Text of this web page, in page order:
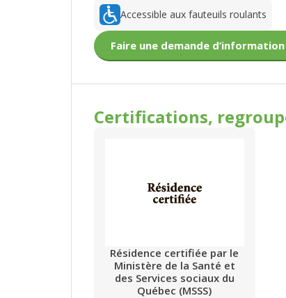
Accessible aux fauteuils roulants
Faire une demande d’information
Certifications,
Résidence certifiée par le
Ministère de la Santé et
des Services sociaux du
Québec (MSSS)